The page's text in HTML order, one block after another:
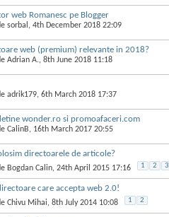
web Romanesc pe Blogger
sorbal , 4th December 2018 22:09
web (premium) relevante in 2018?
Adrian A., 8th June 2018 11:18
adrik179, 6th March 2018 17:37
wonder.ro si promoafaceri.com
CalinB, 16th March 2017 20:55
directoarele de articole?
Bogdan Calin, 24th April 2015 17:16 1 2 3
care accepta web 2.0!
Chivu Mihai, 8th July 2014 10:08 1 2